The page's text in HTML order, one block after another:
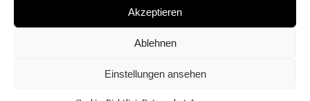
Akzeptieren
Ablehnen
Einstellungen ansehen